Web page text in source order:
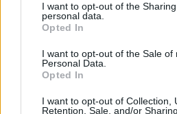
I want to opt-out of the
personal data.
Opted In
I want to opt-out of the Sale of
Personal Data.
Opted In
I want to opt-out of Collection,
Retention, Sale, and/or